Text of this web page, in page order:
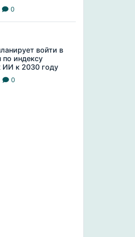
0
войти в
по индексу
ИИ к 2030 году
0